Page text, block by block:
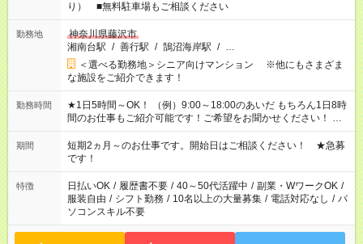
り） ■無料駐車場もご相談ください
勤務地
神奈川県藤沢市
湘南台駅 / 善行駅 / 鵠沼海岸駅 / …
＜選べる勤務地＞シニア向けマンション ※他にもさまざま
な施設をご紹介できます！
勤務時間
★1日5時間～OK！ （例）9:00～18:00のあいだ もちろん1日8時
間のお仕事もご紹介可能です！ご希望をお聞かせください！ ★
家庭の都合でお休みが必要な場合も遠慮なくご相談ください。
※週最低15時間以上の勤務が必要です
期間
短期2ヵ月～のお仕事です。開始日はご相談ください！ ★急募
です！
特徴 日払いOK / 履歴書不要 / 40～50代活躍中 / 副業・WワークOK /
服装自由 / シフト勤務 / 10名以上の大量募集 / 電話対応なし / パ
ソコンスキル不要